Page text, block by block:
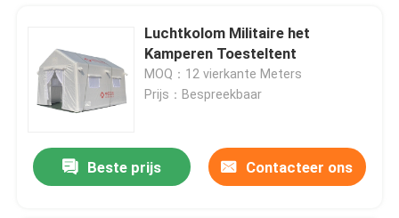
Laat een bericht achter
We bellen je snel terug!
Luchtkolom Militaire het
Kamperen Toesteltent
MOQ：12 vierkante Meters
Prijs：Bespreekbaar
Beste prijs Contacteer ons